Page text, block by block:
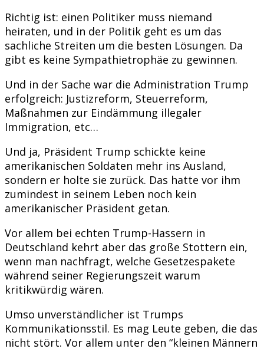
Richtig ist: einen Politiker muss niemand
heiraten, und in der Politik geht es um das
sachliche Streiten um die besten Lösungen. Da
gibt es keine Sympathietrophäe zu gewinnen.
Und in der Sache war die Administration Trump
erfolgreich: Justizreform, Steuerreform,
Maßnahmen zur Eindämmung illegaler
Immigration, etc…
Und ja, Präsident Trump schickte keine
amerikanischen Soldaten mehr ins Ausland,
sondern er holte sie zurück. Das hatte vor ihm
zumindest in seinem Leben noch kein
amerikanischer Präsident getan.
Vor allem bei echten Trump-Hassern in
Deutschland kehrt aber das große Stottern ein,
wenn man nachfragt, welche Gesetzespakete
während seiner Regierungszeit warum
kritikwürdig wären.
Umso unverständlicher ist Trumps
Kommunikationsstil. Es mag Leute geben, die das
nicht stört. Vor allem unter den “kleinen Männern